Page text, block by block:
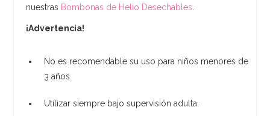
nuestras Bombonas de Helio Desechables
¡Advertencia!
No es recomendable su uso para niños menores de
3 años.
Utilizar siempre bajo supervisión adulta.